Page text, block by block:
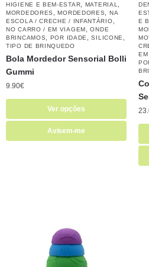
HIGIENE E BEM-ESTAR MATERIAL
MORDEDORES ,MORDEDORES
NA
ESCOLA / CRECHE / INFANTÁRIO
NO CARRO / EM VIAGEM ,ONDE
BRINCAMOS
POR IDADE ,SILICONE
TIPO DE BRINQUEDO
Bola Mordedor Sensorial Bolli
Gummi
9.90€
Ver opções
Avisem-me
E